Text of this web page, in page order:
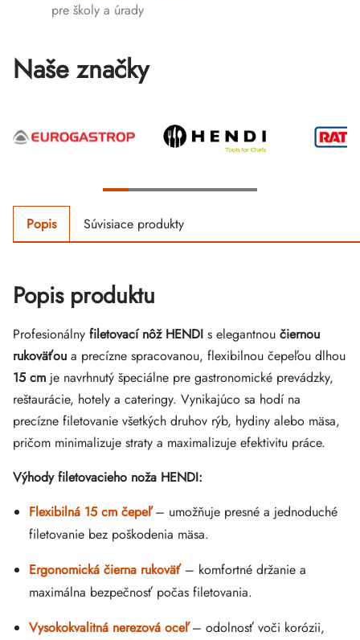
pre školy a úrady
Naše značky
Popis Súvisiace produkty
Popis produktu
Profesionálny filetovací nôž HENDI s elegantnou čiernou
rukoväťou a precízne spracovanou, flexibilnou čepeľou dlhou
15 cm je navrhnutý špeciálne pre gastronomické prevádzky,
reštaurácie, hotely a cateringy. Vynikajúco sa hodí na
precízne filetovanie všetkých druhov rýb, hydiny alebo mäsa,
pričom minimalizuje straty a maximalizuje efektivitu práce.
Výhody filetovacieho noža HENDI:
Flexibilná 15 cm čepeľ– umožňuje presné a jednoduché
filetovanie bez poškodenia mäsa.
Ergonomická čierna rukoväť– komfortné držanie a
maximálna bezpečnosť počas filetovania.
Vysokokvalitná nerezová oceľ– odolnosť voči korózii,